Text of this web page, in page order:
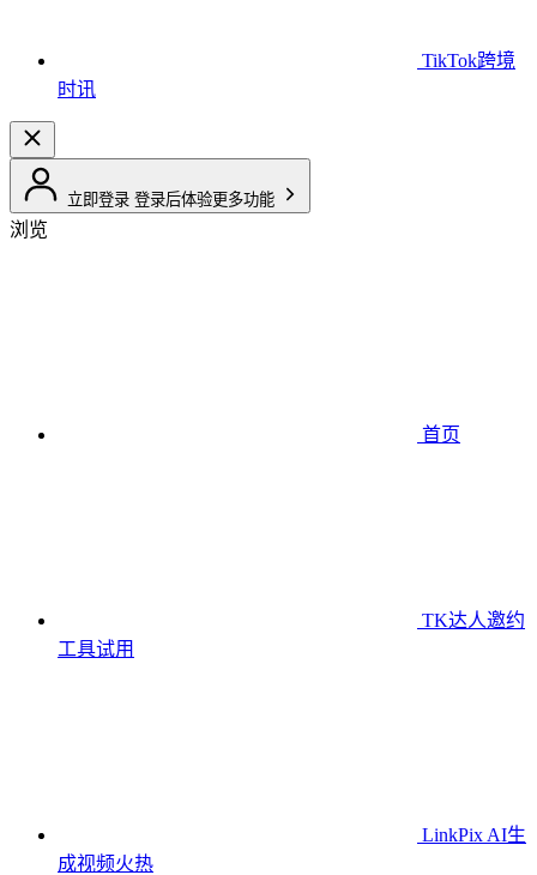
TikTok跨境
时讯
立即登录 登录后体验更多功能
浏览
首页
TK达人邀约
工具试用
LinkPix AI生
成视频火热